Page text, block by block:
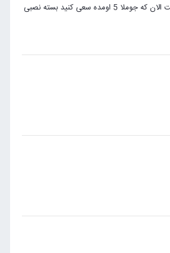
شخصا ترجیحم اینه که همه چیز رو از صفر بزنم. مسلما خیلی از مشکلاتی که دارین وجود نخواهد داشت. ولی اگر براتون مقدور نیست الان که جوملا 5 اومده سعی کنید بسته نصبی